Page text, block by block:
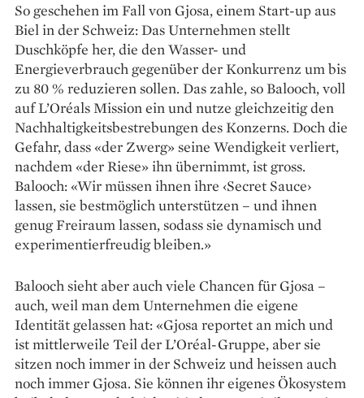
So geschehen im Fall von Gjosa, einem Start-up aus
Biel in der Schweiz: Das Unternehmen stellt
Duschköpfe her, die den Wasser- und
Energieverbrauch gegenüber der Konkurrenz um bis
zu 80 % reduzieren sollen. Das zahle, so Balooch, voll
auf L’Oréals Mission ein und nutze gleichzeitig den
Nachhaltigkeitsbestrebungen des Konzerns. Doch die
Gefahr, dass «der Zwerg» seine Wendigkeit verliert,
nachdem «der Riese» ihn übernimmt, ist gross.
Balooch: «Wir müssen ihnen ihre ‹Secret Sauce›
lassen, sie bestmöglich unterstützen – und ihnen
genug Freiraum lassen, sodass sie dynamisch und
experimentierfreudig bleiben.»
Balooch sieht aber auch viele Chancen für Gjosa –
auch, weil man dem Unternehmen die ­eigene
Identität gelassen hat: «Gjosa reportet an mich und
ist mittlerweile Teil der L’Oréal-Gruppe, aber sie
sitzen noch immer in der Schweiz und heissen auch
noch immer Gjosa. Sie können ihr eigenes Ökosystem